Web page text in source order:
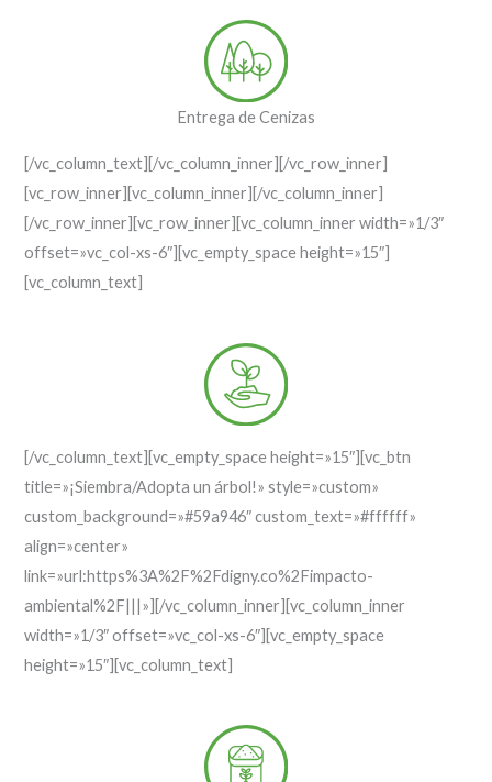
Entrega de Cenizas
[/vc_column_text][/vc_column_inner][/vc_row_inner]
[vc_row_inner][vc_column_inner][/vc_column_inner]
[/vc_row_inner][vc_row_inner][vc_column_inner width=»1/3″
offset=»vc_col-xs-6″][vc_empty_space height=»15″]
[vc_column_text]
[/vc_column_text][vc_empty_space height=»15″][vc_btn
title=»¡Siembra/Adopta un árbol!» style=»custom»
custom_background=»#59a946″ custom_text=»#ffffff»
align=»center»
link=»url:https%3A%2F%2Fdigny.co%2Fimpacto-
ambiental%2F|||»][/vc_column_inner][vc_column_inner
width=»1/3″ offset=»vc_col-xs-6″][vc_empty_space
height=»15″][vc_column_text]